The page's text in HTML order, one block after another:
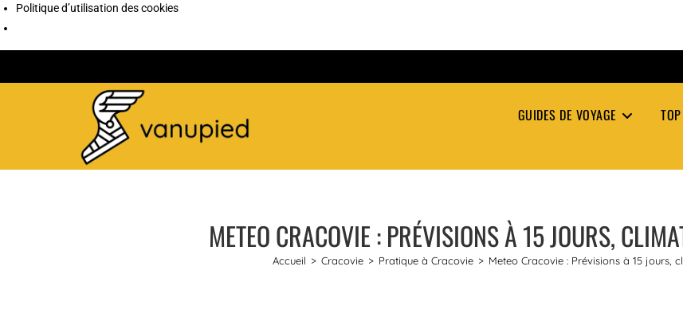
Politique d’utilisation des cookies
GUIDES DE VOYAGE
METEO CRACOVIE : PRÉVISIONS À 15 JOURS,
Accueil > Cracovie > Pratique à Cracovie > Meteo Cracovie : Prévisions à 15 jours,